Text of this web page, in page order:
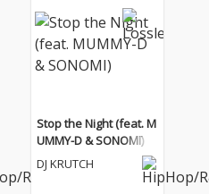
渋谷、途切れるWi-Fi、
外した店のピン、煙草
と爆音が響くクラブな
ど、都会の風景と揺れ
まる」「ここからが生
まれ変わるstory」と前
へ進んでいく姿を表現
している。 DJ KRUTCH
によるUKGでグルーヴ
Stop the Night (feat. M
UMMY-D & SONOMI)
DJ KRUTCH